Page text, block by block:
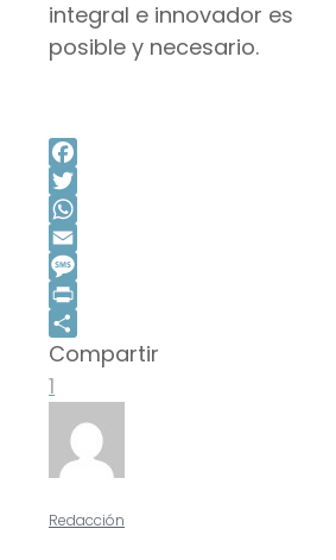
integral e innovador es
posible y necesario.
Facebook
Twitter
WhatsApp
Email
Message
Print
Compartir
Compartir
1
Redacción